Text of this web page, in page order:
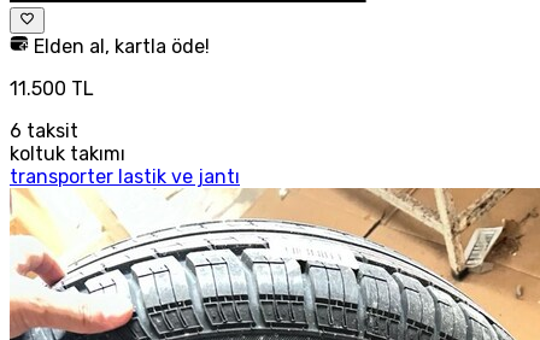
Elden al, kartla öde!
11.500 TL
6 taksit
koltuk takımı
transporter lastik ve jantı